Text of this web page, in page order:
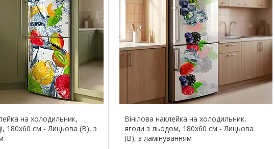
на холодильник,
180х60 см - Лицьова (В), з
Вінілова наклейка на холодильник,
ягоди з льодом, 180х60 см - Лицьова
(В), з ламінуванням